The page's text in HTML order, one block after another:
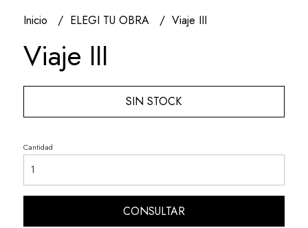
Inicio ELEGI TU OBRA Viaje III
Viaje III
SIN STOCK
Cantidad
CONSULTAR